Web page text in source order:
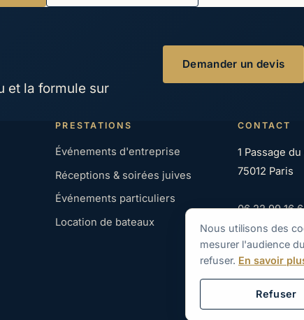
et la formule sur
Demander un devis
PRESTATIONS
Événements d'entreprise
Réceptions & soirées juives
Événements particuliers
Location de bateaux
CONTACT
1 Passage
75012 Paris
06 22 99 16
06 83 11 08
Nous utilisons des
mesurer l'audience
refuser. En savoir
Refuser